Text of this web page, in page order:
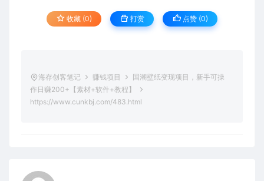
收藏 (0) 打赏 点赞 (0)
海存创客笔记 赚钱项目
国潮壁纸变现项目，新手可操
作日赚200+【素材+软件+教程】
https://www.cunkbj.com/483.html